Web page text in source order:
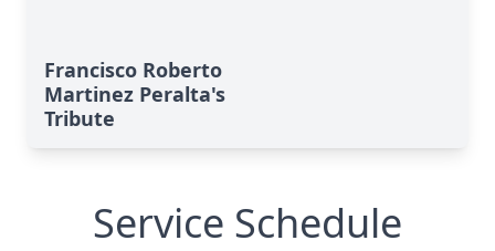
Francisco Roberto
Martinez Peralta's
Tribute
Service Schedule